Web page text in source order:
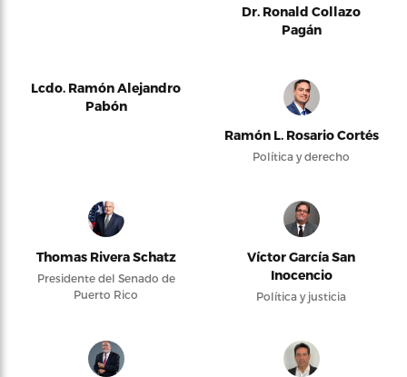
Dr. Ronald Collazo
Pagán
Lcdo. Ramón Alejandro
Pabón
Ramón L. Rosario Cortés
Política y derecho
Thomas Rivera Schatz
Presidente del Senado de
Puerto Rico
Víctor García San
Inocencio
Política y justicia